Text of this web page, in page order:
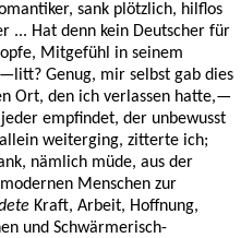
sank plötzlich, hilflos
... Hat denn kein Deutscher für
Mitgefühl in seinem
Genug, mir selbst gab dies
Ort, den ich verlassen hatte,—
empfindet, der unbewusst
weiterging, zitterte ich;
nämlich müde, aus der
Menschen zur
Kraft, Arbeit, Hoffnung,
und Schwärmerisch-